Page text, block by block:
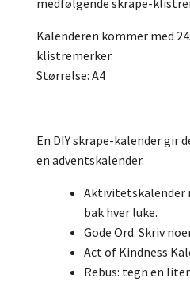
Kalenderen kommer med
klistremerker.
Størrelse: A4
En DIY skrape-kalender
en adventskalender.
Aktivitetskalender
bak hver luke.
Gode Ord. Skriv
Act of Kindness
Rebus: tegn en